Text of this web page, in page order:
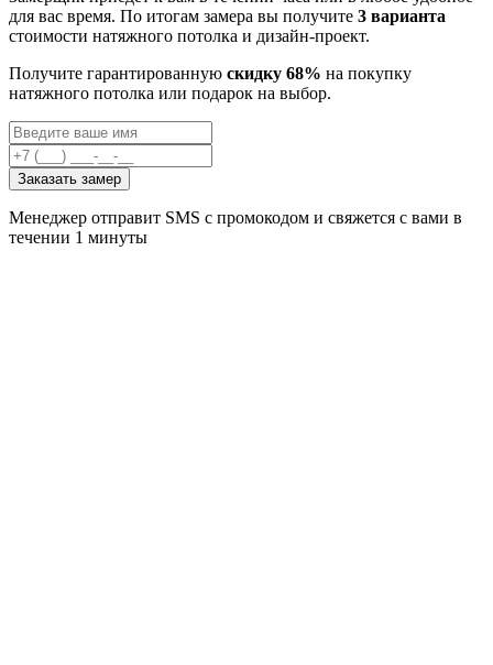
для вас время. По итогам замера вы получите 3 варианта
стоимости натяжного потолка и дизайн-проект.
Получите гарантированную скидку 68% на покупку
натяжного потолка или подарок на выбор.
Заказать замер
Менеджер отправит SMS с промокодом и свяжется с вами в
течении 1 минуты